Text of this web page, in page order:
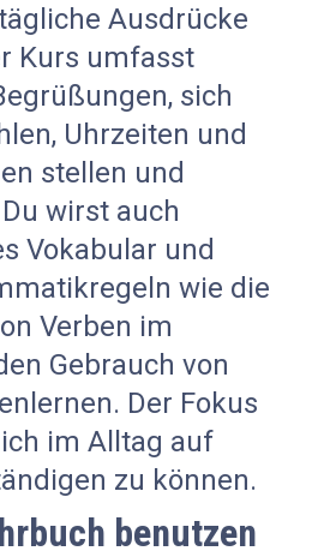
Ausdrücke
Kurs umfasst
sich
Uhrzeiten und
stellen und
wirst auch
Vokabular und
wie die
Verben im
Gebrauch von
Der Fokus
im Alltag auf
zu können.
benutzen